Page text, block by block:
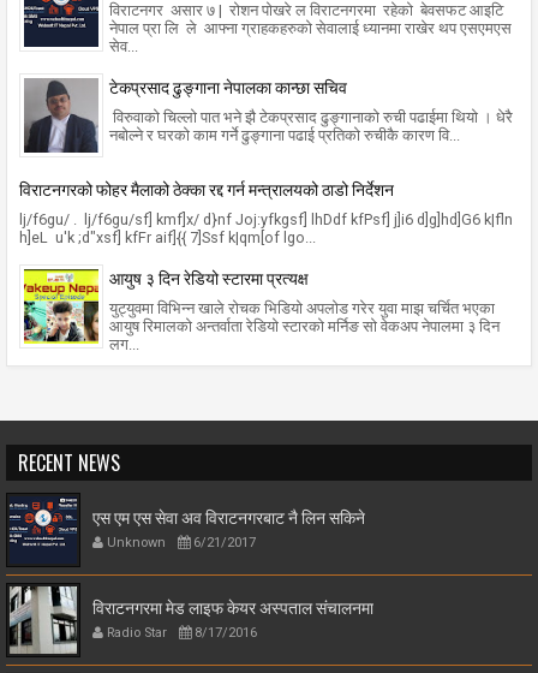
विराटनगर असार ७ | रोशन पोखरे ल विराटनगरमा रहेको बेवसफट आइटि
नेपाल प्रा लि ले आफ्ना ग्राहकहरुको सेवालाई ध्यानमा राखेर थप एसएमएस
सेव...
टेकप्रसाद ढुङ्गाना नेपालका कान्छा सचिव
विरुवाको चिल्लो पात भने झै टेकप्रसाद ढुङ्गानाको रुची पढाईमा थियो । धेरै
नबोल्ने र घरको काम गर्ने ढुङ्गाना पढाई प्रतिको रुचीकै कारण वि...
विराटनगरको फोहर मैलाको ठेक्का रद्द गर्न मन्त्रालयको ठाडो निर्देशन
lj/f6gu/ . lj/f6gu/sf] kmf]x/ d}nf Joj:yfkgsf] lhDdf kfPsf] j]i6 d]g]hd]G6 k|fln
h]eL u'k ;d"xsf] kfFr aif]{{ 7]Ssf k|qm[of lgo...
आयुष ३ दिन रेडियो स्टारमा प्रत्यक्ष
युट्युवमा विभिन्न खाले रोचक भिडियो अपलोड गरेर युवा माझ चर्चित भएका
आयुष रिमालको अन्तर्वाता रेडियो स्टारको मर्निङ सो वेकअप नेपालमा ३ दिन
लग...
RECENT NEWS
एस एम एस सेवा अव विराटनगरबाट नै लिन सकिने
Unknown 6/21/2017
विराटनगरमा मेड लाइफ केयर अस्पताल संचालनमा
Radio Star 8/17/2016